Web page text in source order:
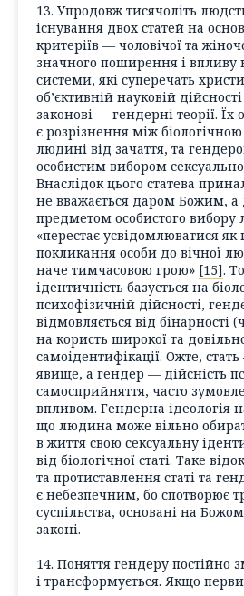
13. Упродовж тисячоліть
існування двох статей на
критеріїв — чоловічої та
значного поширення і впливу
системи, які суперечать
об’єктивній науковій
законові — гендерні теорії. Їх
є розрізнення між
людині від зачаття, та
особистим вибором
Внаслідок цього статева
не вважається даром Божим, а
предметом особистого
«перестає усвідомлюватися
покликання особи до вічної
наче тимчасовою грою» [15].
ідентичність базується на
психофізичній дійсності,
відмовляється від бінарності
на користь широкої та
самоідентифікації. Ожте,
явище, а гендер — дійсність
самосприйняття, часто
впливом. Гендерна ідеологія
що людина може вільно
в життя свою сексуальну
від біологічної статі. Таке
та протиставлення статі та
є небезпечним, бо спотворює
суспільства, основані на
законі.
14. Поняття гендеру постійно
і трансформується. Якщо